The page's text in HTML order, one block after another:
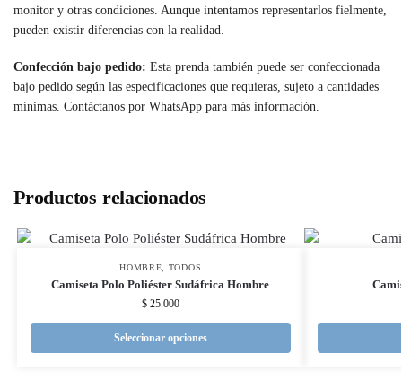
monitor y otras condiciones. Aunque intentamos representarlos fielmente,
pueden existir diferencias con la realidad.
Confección bajo pedido: Esta prenda también puede ser confeccionada
bajo pedido según las especificaciones que requieras, sujeto a cantidades
mínimas. Contáctanos por WhatsApp para más información.
Productos relacionados
HOMBRE TODOS
Camiseta Polo Poliéster Sudáfrica Hombre
$25.000
Seleccionar opciones